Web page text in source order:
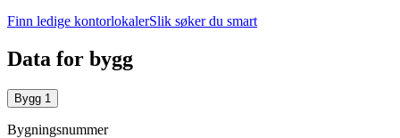
Finn ledige kontorlokalerSlik søker du smart
Data for bygg
Bygg 1
Bygningsnummer